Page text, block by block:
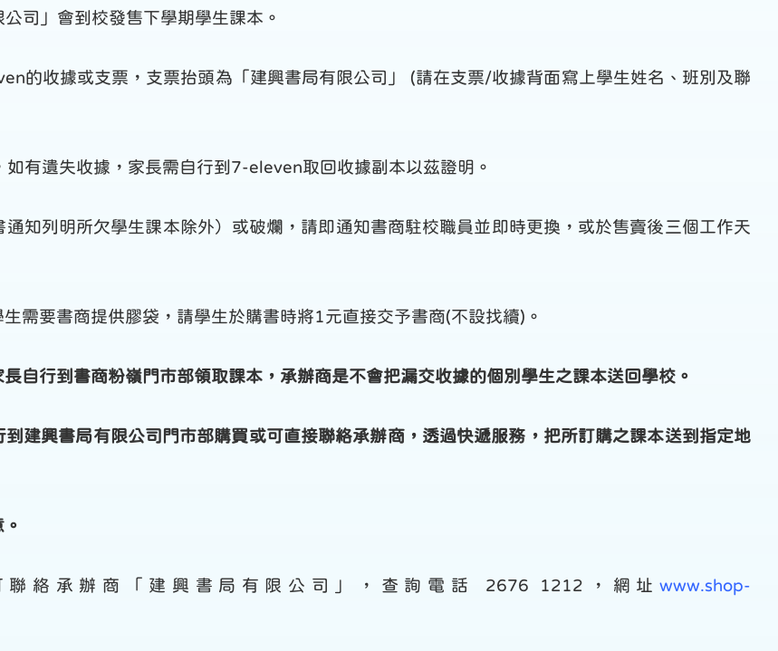
司」會到校發售下學期學生課本。
的收據或支票，支票抬頭為「建興書局有限公司」 (請在支票/收據背面寫上學生姓名、班別及聯
有遺失收據，家長需自行到7-eleven取回收據副本以茲證明。
知列明所欠學生課本除外）或破爛，請即通知書商駐校職員並即時更換，或於售賣後三個工作天
需要書商提供膠袋，請學生於購書時將1元直接交予書商(不設找續)。
自行到書商粉嶺門市部領取課本，承辦商是不會把漏交收據的個別學生之課本送回學校。
建興書局有限公司門市部購買或可直接聯絡承辦商，透過快遞服務，把所訂購之課本送到指定地
絡承辦商「建興書局有限公司」，查詢電話 2676 1212，網址 www.shop-